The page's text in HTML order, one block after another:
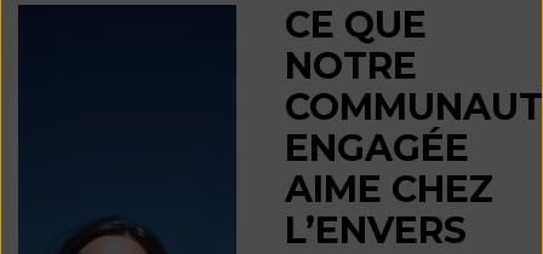
CE QUE
NOTRE
ENGAGÉE
AIME CHEZ
L’ENVERS